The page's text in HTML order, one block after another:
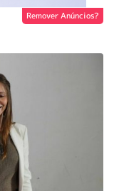
Remover Anúncios?